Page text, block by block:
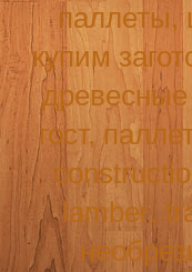
паллеты,
купим
гост,
lamber,